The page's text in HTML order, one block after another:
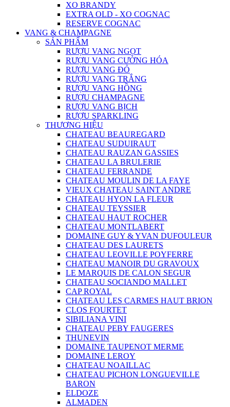
XO BRANDY
EXTRA OLD - XO COGNAC
RESERVE COGNAC
VANG & CHAMPAGNE
SẢN PHẨM
RƯỢU VANG NGỌT
RƯỢU VANG CƯỜNG HÓA
RƯỢU VANG ĐỎ
RƯỢU VANG TRẮNG
RƯỢU VANG HỒNG
RƯỢU CHAMPAGNE
RƯỢU VANG BỊCH
RƯỢU SPARKLING
THƯƠNG HIỆU
CHATEAU BEAUREGARD
CHATEAU SUDUIRAUT
CHATEAU RAUZAN GASSIES
CHATEAU LA BRULERIE
CHATEAU FERRANDE
CHATEAU MOULIN DE LA FAYE
VIEUX CHATEAU SAINT ANDRE
CHATEAU HYON LA FLEUR
CHATEAU TEYSSIER
CHATEAU HAUT ROCHER
CHATEAU MONTLABERT
DOMAINE GUY & YVAN DUFOULEUR
CHATEAU DES LAURETS
CHATEAU LEOVILLE POYFERRE
CHATEAU MANOIR DU GRAVOUX
LE MARQUIS DE CALON SEGUR
CHATEAU SOCIANDO MALLET
CAP ROYAL
CHATEAU LES CARMES HAUT BRION
CLOS FOURTET
SIBILIANA VINI
CHATEAU PEBY FAUGERES
THUNEVIN
DOMAINE TAUPENOT MERME
DOMAINE LEROY
CHATEAU NOAILLAC
CHATEAU PICHON LONGUEVILLE
BARON
ELDOZE
ALMADEN